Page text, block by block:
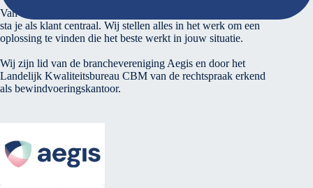
Van den Bosse voert verantwoord financieel beheer. Bij ons
sta je als klant centraal. Wij stellen alles in het werk om een
oplossing te vinden die het beste werkt in jouw situatie.
Wij zijn lid van de branchevereniging Aegis en door het
Landelijk Kwaliteitsbureau CBM van de rechtspraak erkend
als bewindvoeringskantoor.